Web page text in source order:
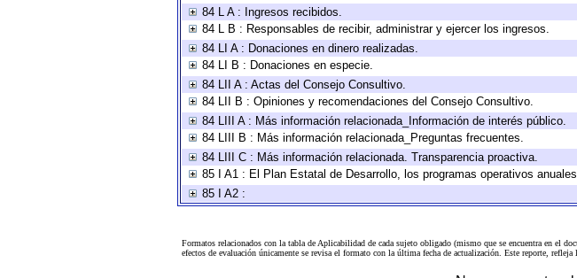
84 L A : Ingresos recibidos.
84 L B : Responsables de recibir, administrar y ejercer los ingresos.
84 LI A : Donaciones en dinero realizadas.
84 LI B : Donaciones en especie.
84 LII A : Actas del Consejo Consultivo.
84 LII B : Opiniones y recomendaciones del Consejo Consultivo.
84 LIII A : Más información relacionada_Información de interés público.
84 LIII B : Más información relacionada_Preguntas frecuentes.
84 LIII C : Más información relacionada. Transparencia proactiva.
85 I A1 : El Plan Estatal de Desarrollo, los programas operativos
85 I A2 :
Formatos relacionados con la tabla de Aplicabilidad de cada sujeto obligado (mismo que se encuentra en el
efectos de evaluación únicamente se revisa el formato con la última fecha de actualización. Este reporte,